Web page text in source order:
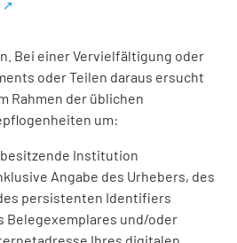
Bei einer Vervielfältigung oder
oder Teilen daraus ersucht
Rahmen der üblichen
um:
Institution
Angabe des Urhebers, des
persistenten Identifiers
Belegexemplares und/oder